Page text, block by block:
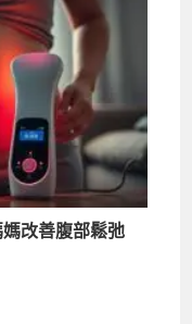
改善腹部鬆弛